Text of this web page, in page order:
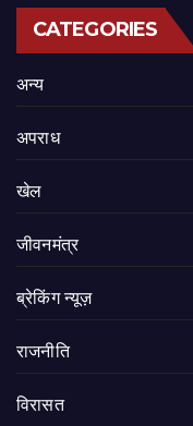
CATEGORIES
अन्य
अपराध
खेल
जीवनमंत्र
ब्रेकिंग न्यूज़
राजनीति
‍‍विरासत